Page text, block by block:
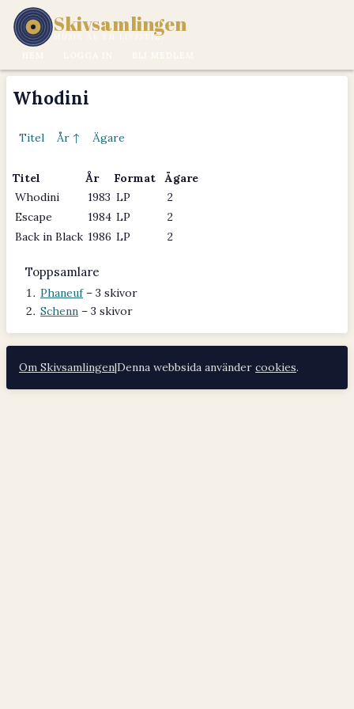
Skivsamlingen
MUSIK ÄR EN LIVSSTIL.
Whodini
Titel År ↑ Ägare
Titel År Format
Ägare
Whodini
1983 LP
2
Escape
1984 LP
2
Back in Black 1986 LP 2
Toppsamlare
Phaneuf– 3 skivor
Schenn – 3 skivor
Om Skivsamlingen|Denna webbsida använder cookies.